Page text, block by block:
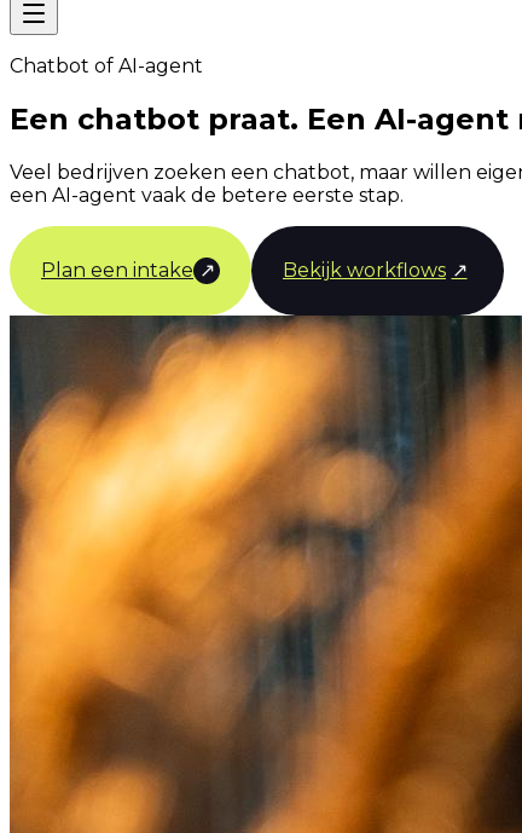
Chatbot of AI-agent
Een chatbot praat. Een AI-
Veel bedrijven zoeken een chatbot, maar willen
een AI-agent vaak de betere eerste stap.
Plan een intake ↗ Bekijk workflows ↗